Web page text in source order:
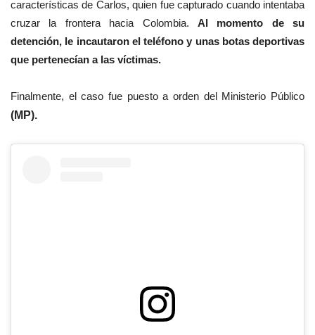
características de Carlos, quien fue capturado cuando intentaba
cruzar la frontera hacia Colombia. Al momento de su
detención, le incautaron el teléfono y unas botas deportivas
que pertenecían a las víctimas.
Finalmente, el caso fue puesto a orden del Ministerio Público
(MP).